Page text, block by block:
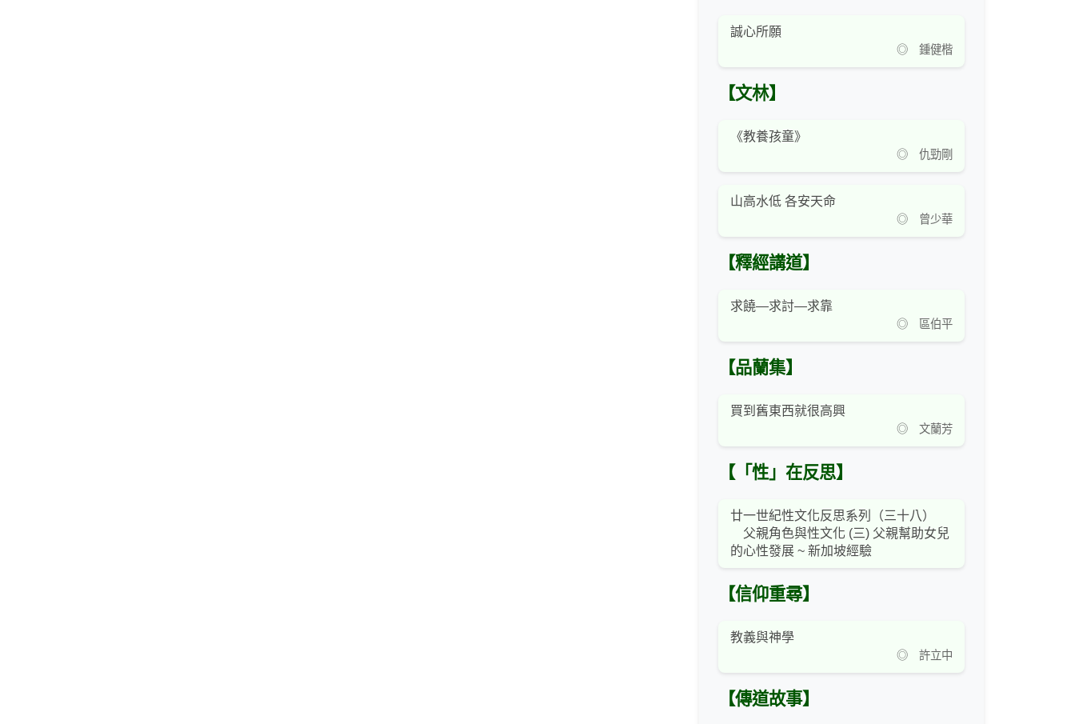
誠心所願
◎ 鍾健楷
【文林】
《教養孩童》
◎ 仇勁剛
山高水低 各安天命
◎ 曾少華
【釋經講道】
求饒—求討—求靠
◎ 區伯平
【品蘭集】
買到舊東西就很高興
◎ 文蘭芳
【「性」在反思】
廿一世紀性文化反思系列（三十八）
父親角色與性文化 (三) 父親幫助女兒
的心性發展 ~ 新加坡經驗
【信仰重尋】
教義與神學
◎ 許立中
【傳道故事】